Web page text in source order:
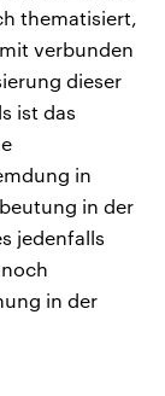
thematisiert,
verbunden
dieser
ist das
in
in der
jedenfalls
in der